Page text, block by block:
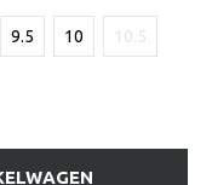
9.5 10 10.5